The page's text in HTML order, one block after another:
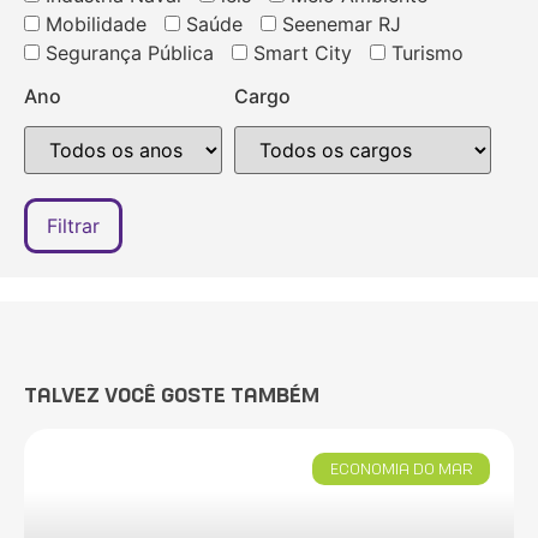
Mobilidade
Saúde
Seenemar RJ
Segurança Pública
Smart City
Turismo
Ano
Cargo
TALVEZ VOCÊ GOSTE TAMBÉM
ECONOMIA DO MAR